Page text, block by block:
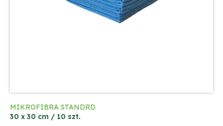
MIKROFIBRA STANDRD
30 x 30 cm / 10 szt.